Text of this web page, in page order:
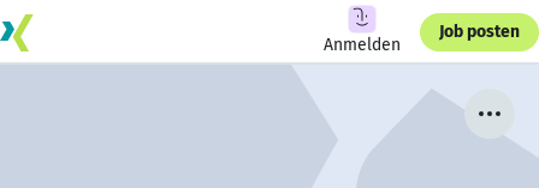
Anmelden
Job posten